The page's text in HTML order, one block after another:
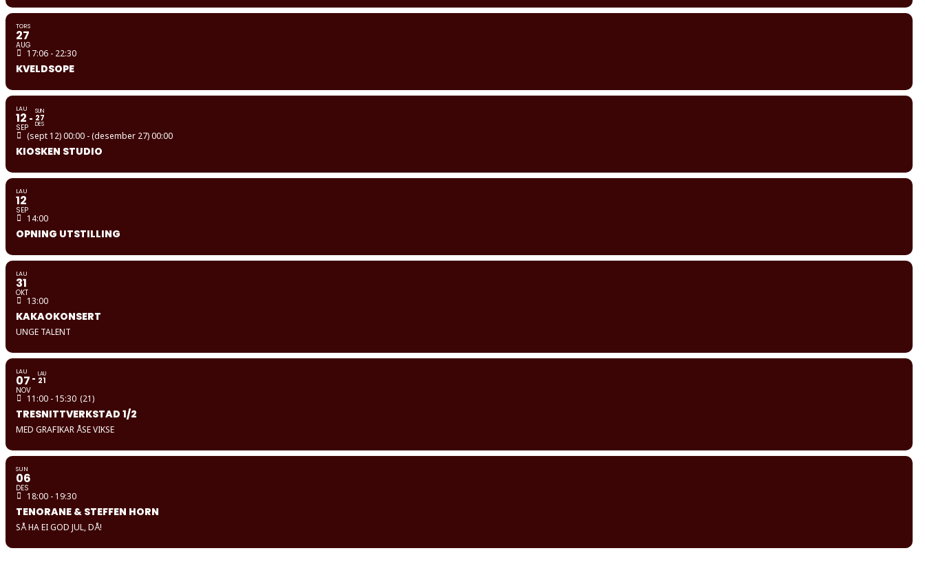
TORS
27
AUG
17:06 - 22:30
KVELDSOPE
LAU
12
SEP
SUN
27
DES
(sept 12) 00:00 - (desember 27) 00:00
KIOSKEN STUDIO
LAU
12
SEP
14:00
OPNING UTSTILLING
LAU
31
OKT
13:00
KAKAOKONSERT
UNGE TALENT
LAU
07
NOV
LAU
21
11:00 - 15:30 (21)
TRESNITTVERKSTAD 1/2
MED GRAFIKAR ÅSE VIKSE
SUN
06
DES
18:00 - 19:30
TENORANE & STEFFEN HORN
SÅ HA EI GOD JUL, DÅ!